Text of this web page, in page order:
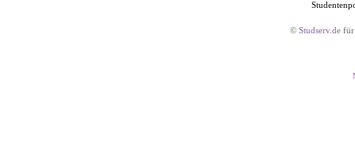
© Studserv.de für